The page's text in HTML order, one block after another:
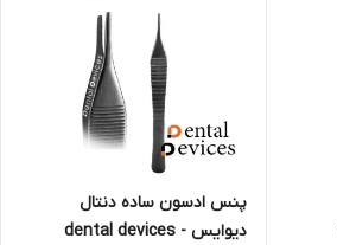
پنس ادسون ساده دنتال
دیوایس - dental devices